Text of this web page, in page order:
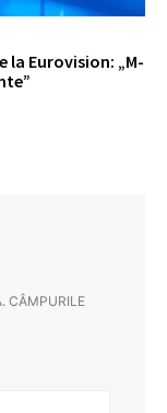
la Eurovision: „M-
CÂMPURILE